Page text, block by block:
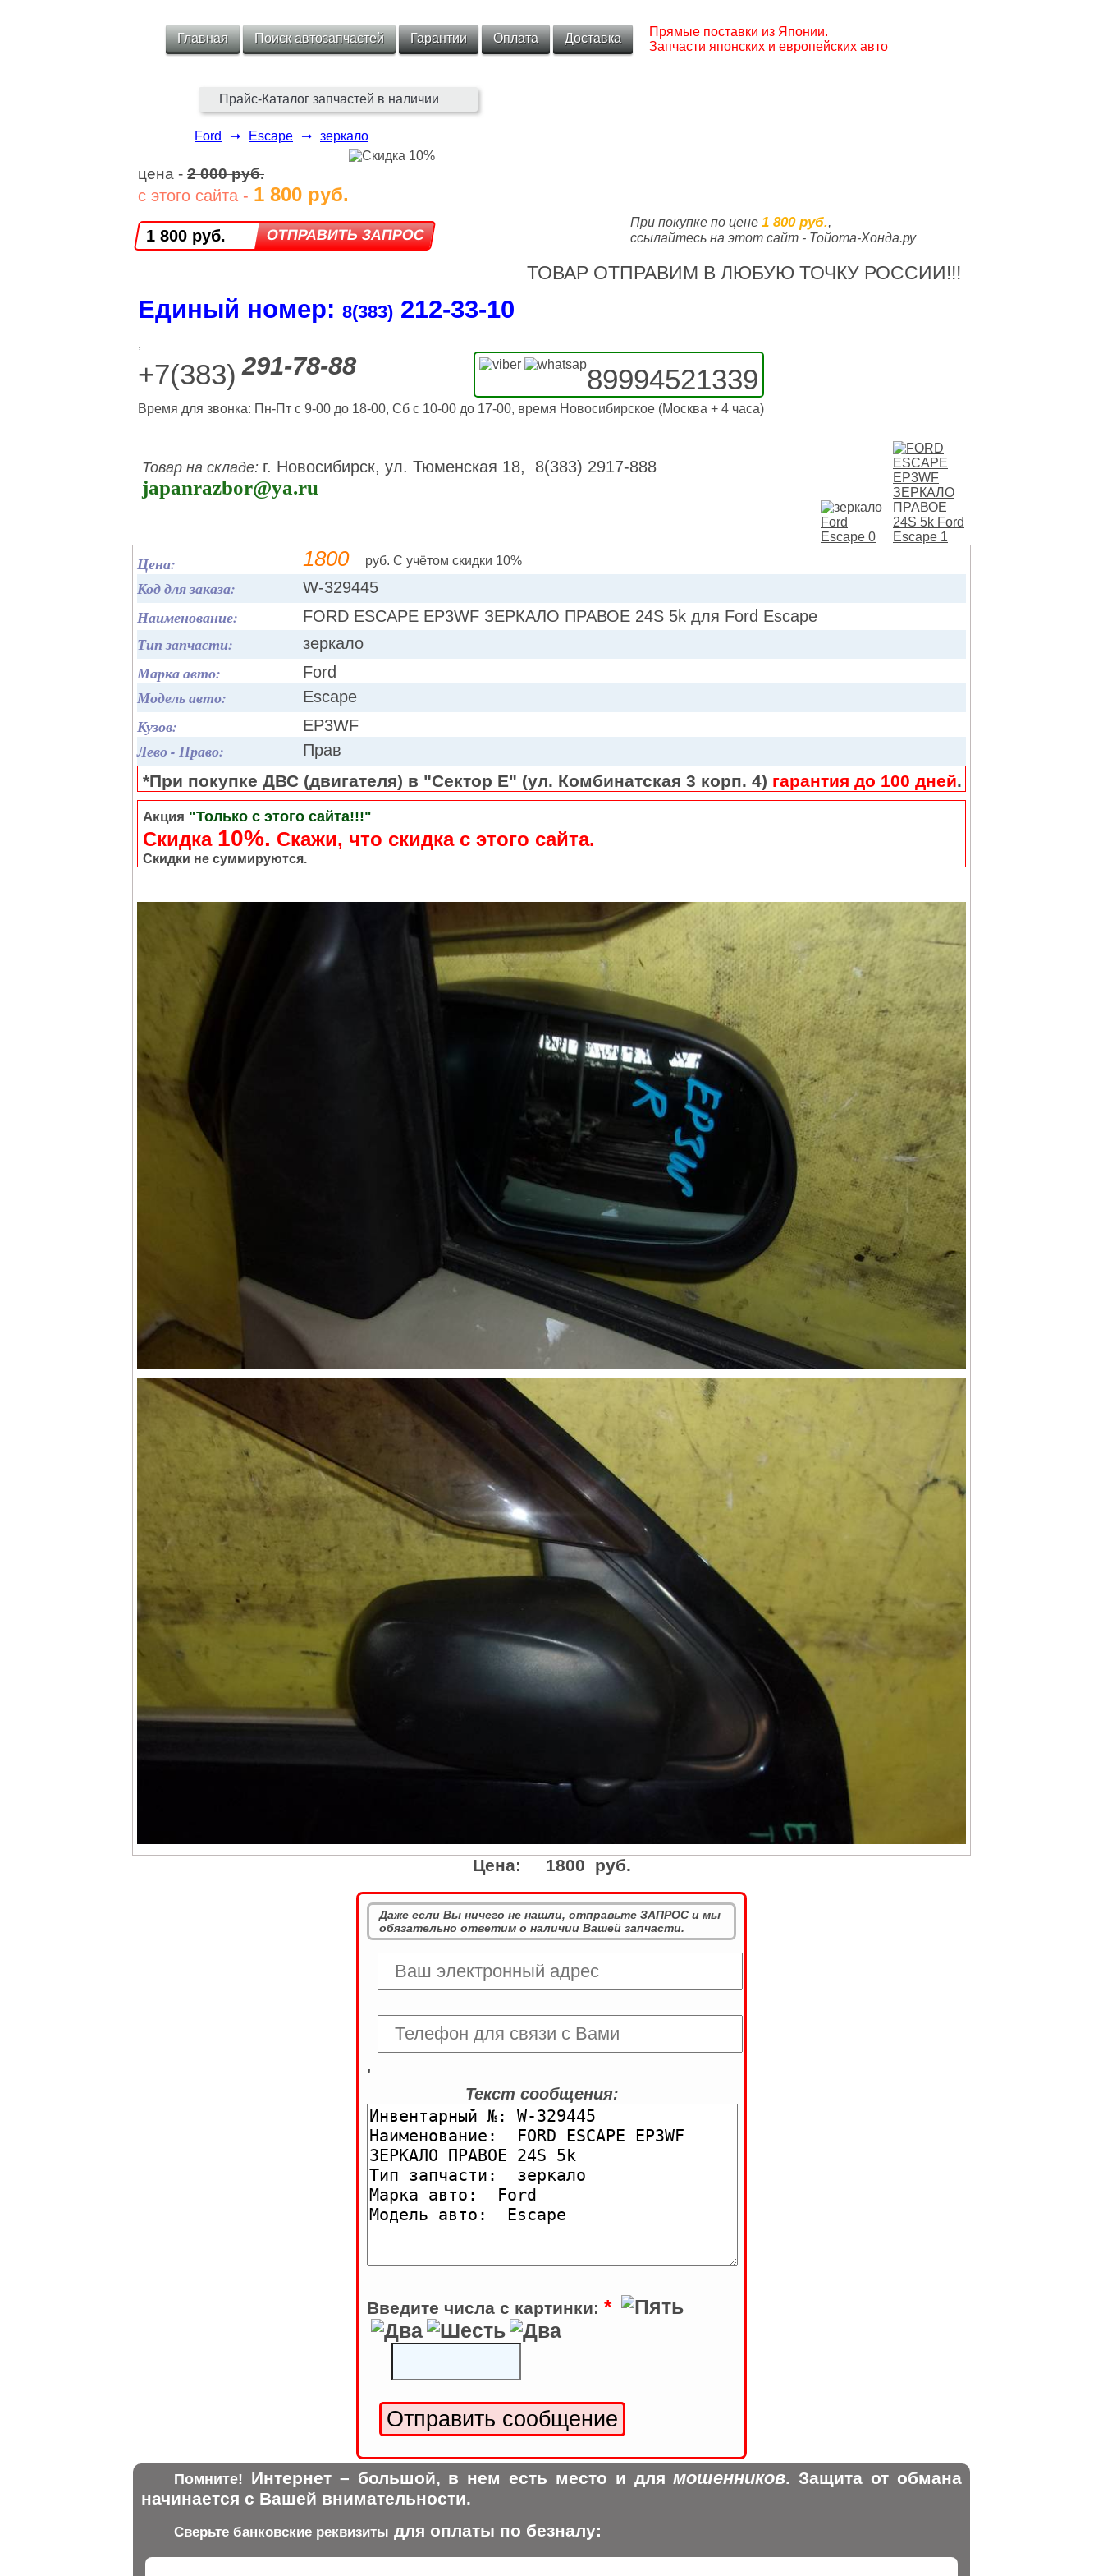
Главная Поиск автозапчастей Гарантии Оплата Доставка
Прямые поставки из Японии.
Запчасти японских и европейских авто
Прайс-Каталог запчастей в наличии
Ford ➞ Escape ➞ зеркало
цена - 2 000 руб.
с этого сайта - 1 800 руб.
1 800 руб.
При покупке по цене 1 800 руб.,
ссылайтесь на этот сайт - Тойота-Хонда.ру
ТОВАР ОТПРАВИМ В ЛЮБУЮ ТОЧКУ РОССИИ!!!
Единый номер: 8(383) 212‑33‑10
,
+7(383) 291-78-88 89994521339
Время для звонка: Пн-Пт с 9-00 до 18-00, Сб с 10-00 до 17-00, время Новосибирское (Москва + 4 часа)
Товар на складе: г. Новосибирск, ул. Тюменская 18, 8(383) 2917-888
japanrazbor@ya.ru
Цена: 1800 руб. С учётом скидки 10%
Код для заказа: W-329445
Наименование: FORD ESCAPE EP3WF ЗЕРКАЛО ПРАВОЕ 24S 5k для Ford Escape
Тип запчасти: зеркало
Марка авто: Ford
Модель авто: Escape
Кузов: EP3WF
Лево - Право: Прав
*При покупке ДВС (двигателя) в "Сектор Е" (ул. Комбинатская 3 корп. 4) гарантия до 100 дней.
Акция "Только с этого сайта!!!"
Скидка 10%. Cкажи, что скидка с этого сайта.
Скидки не суммируются.
Цена: 1800 руб.
Даже если Вы ничего не нашли, отправьте ЗАПРОС и мы
обязательно ответим о наличии Вашей запчасти.
'
Текст сообщения:
Введите числа с картинки: *
Помните! Интернет – большой, в нем есть место и длямошенников. Защита от обмана
начинается с Вашей внимательности.
Сверьте банковские реквизиты для оплаты по безналу: